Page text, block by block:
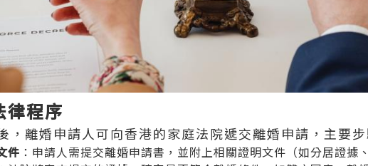
律程序
，離婚申請人可向香港的家庭法院遞交離婚申請，主要步
件 ：申請人需提交離婚申請書，並附上相關證明文件（如分居證據